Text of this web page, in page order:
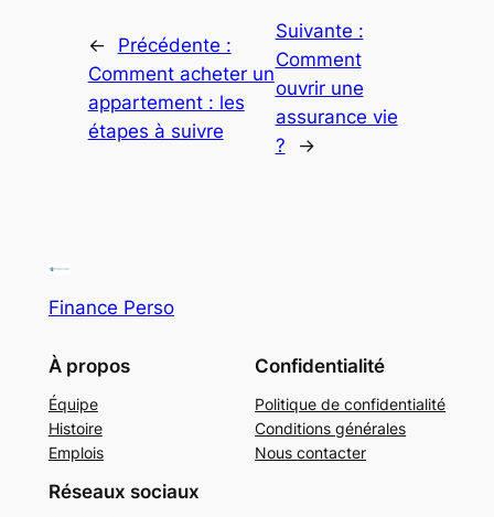
←
Précédente :
Comment acheter un
appartement : les
étapes à suivre
Suivante :
Comment
ouvrir une
assurance vie
?
→
Finance Perso
À propos
Équipe
Histoire
Emplois
Confidentialité
Politique de confidentialité
Conditions générales
Nous contacter
Réseaux sociaux